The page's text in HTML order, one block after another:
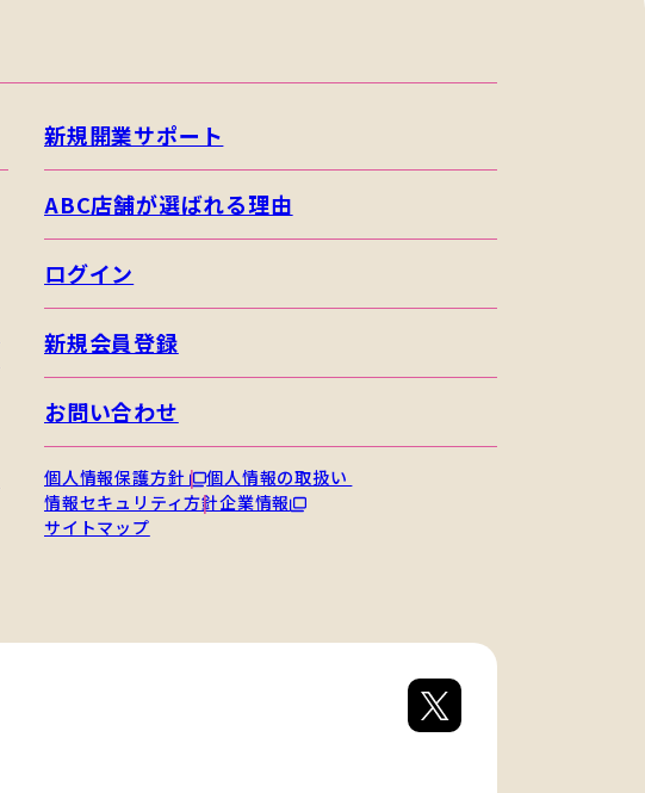
新規開業サポート
ABC店舗が選ばれる理由
ログイン
新規会員登録
お問い合わせ
個人情報保護方針
個人情報の取扱い
情報セキュリティ方針企業情報
サイトマップ